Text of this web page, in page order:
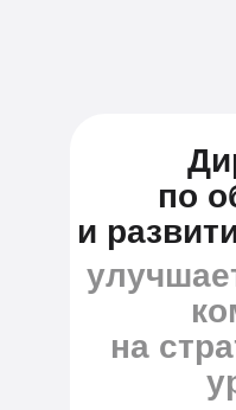
по
и
на